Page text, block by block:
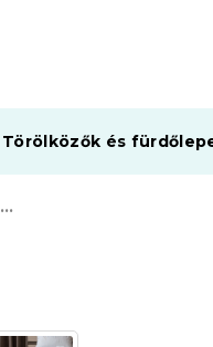
Törölközők és
Frottír zöld lepedő EXCLUSIVE 160x200 cm